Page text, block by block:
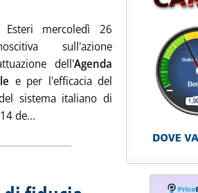
mercoledì 26
sull'azione
dell'Agenda
e per l'efficacia del
sistema italiano di
de... Leggi tutta la notizia: 'Questa
. Sottotitolo: Crippa: “possibile
. Pubblicata giovedì 20 giugno